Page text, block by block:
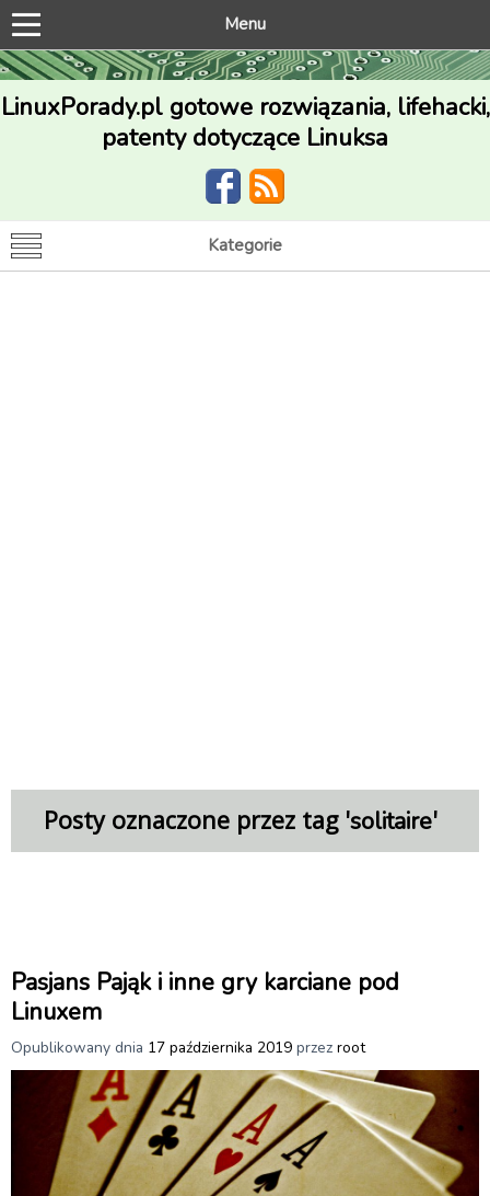
Menu
LinuxPorady.pl gotowe rozwiązania, lifehacki,
patenty dotyczące Linuksa
Kategorie
Posty oznaczone przez tag 'solitaire'
Pasjans Pająk i inne gry karciane pod
Linuxem
Opublikowany dnia 17 października 2019 przez root